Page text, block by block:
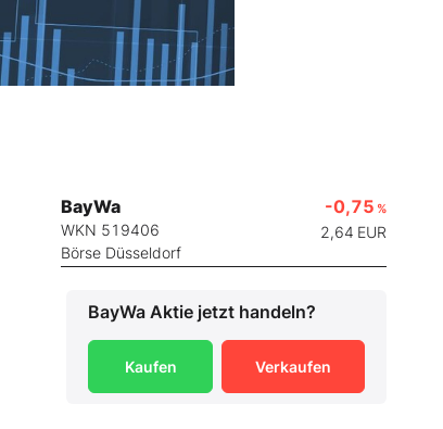
BayWa
WKN 519406
Börse Düsseldorf
-0,75 %
2,64 EUR
BayWa Aktie jetzt handeln?
Kaufen Verkaufen